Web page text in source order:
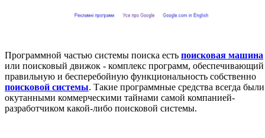
Программной частью системы поиска есть поисковая машина
или поисковый движок - комплекс программ, обеспечивающий
правильную и бесперебойную функциональность собственно
поисковой системы. Такие программные средства всегда были
окутанными коммерческими тайнами самой компанией-
разработчиком какой-либо поисковой системы.